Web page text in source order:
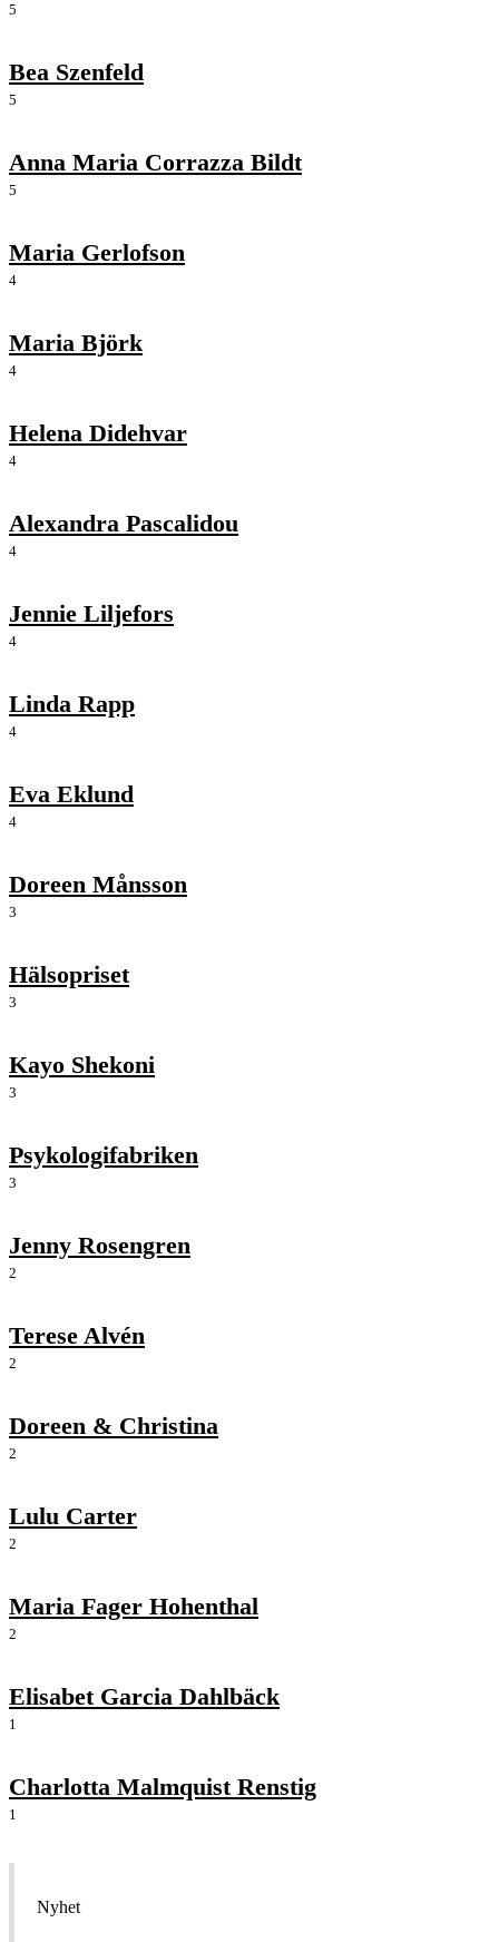
5
Bea Szenfeld
5
Anna Maria Corrazza Bildt
5
Maria Gerlofson
4
Maria Björk
4
Helena Didehvar
4
Alexandra Pascalidou
4
Jennie Liljefors
4
Linda Rapp
4
Eva Eklund
4
Doreen Månsson
3
Hälsopriset
3
Kayo Shekoni
3
Psykologifabriken
3
Jenny Rosengren
2
Terese Alvén
2
Doreen & Christina
2
Lulu Carter
2
Maria Fager Hohenthal
2
Elisabet Garcia Dahlbäck
1
Charlotta Malmquist Renstig
1
Nyhet